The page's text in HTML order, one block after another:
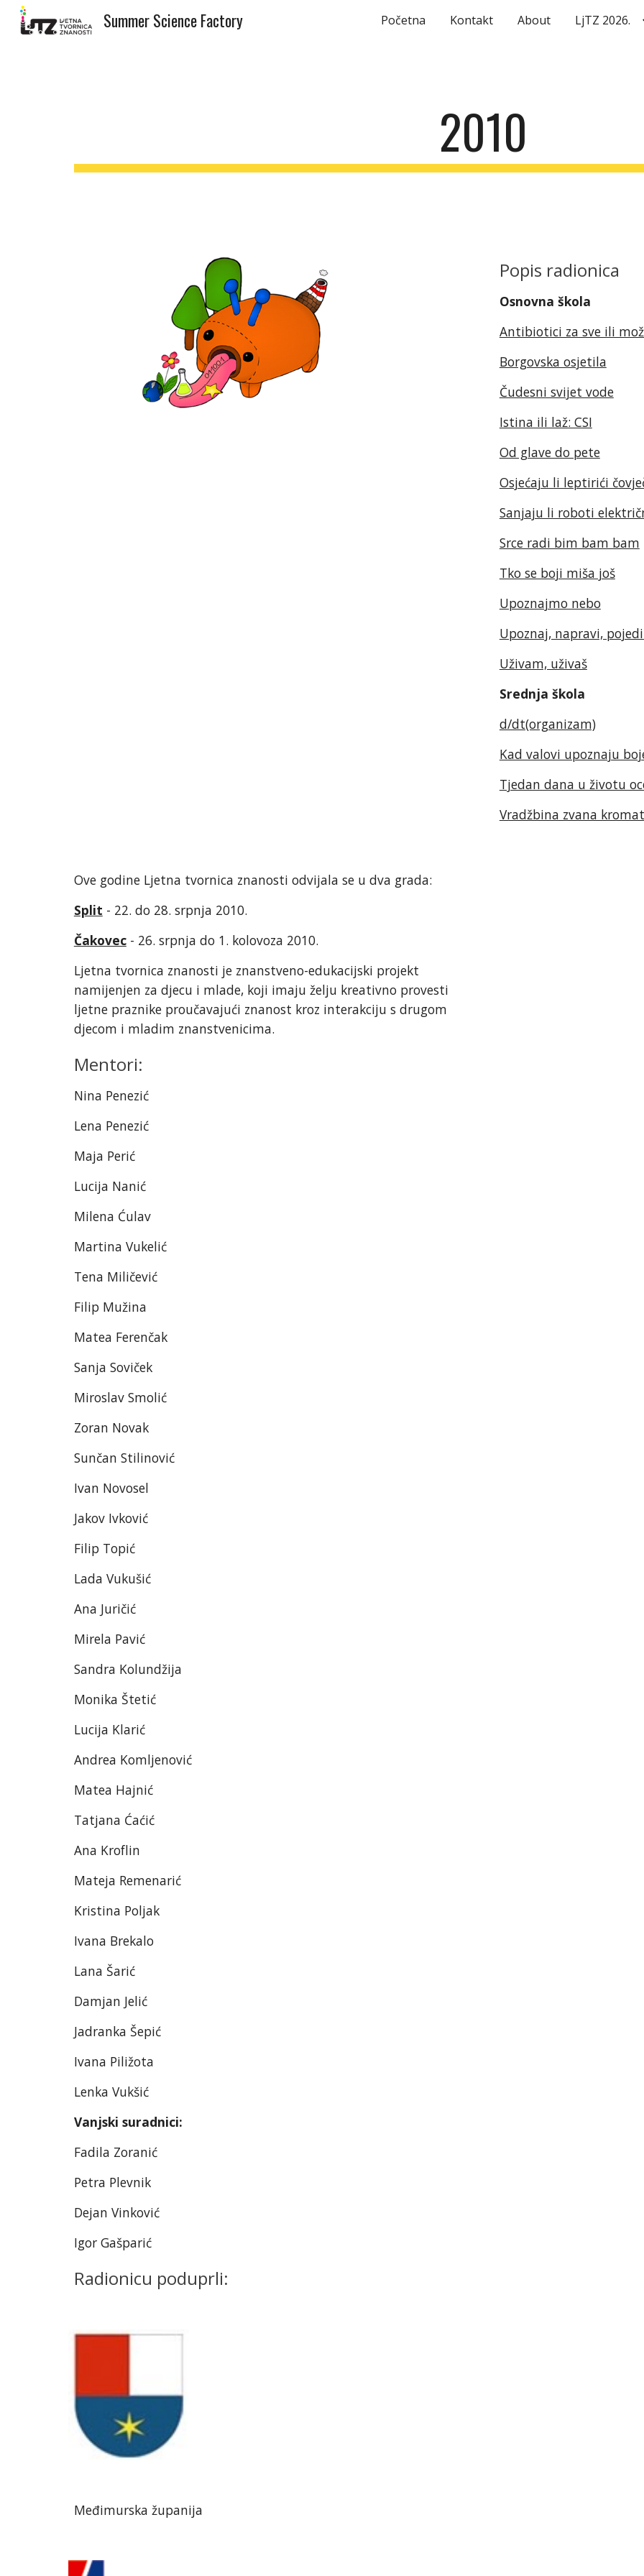
Skip to main content Skip to
Summer Science Factory Početna Kontakt About LjTZ 2026.
2010
Popis radionica
Osnovna škola
Antibiotici za sve ili
Borgovska osjetila
Čudesni svijet vode
Istina ili laž: CSI
Od glave do pete
Osjećaju li leptirići
Sanjaju li roboti
Srce radi bim bam bam
Tko se boji miša još
Upoznajmo nebo
Upoznaj, napravi,
Uživam, uživaš
Srednja škola
d/dt(organizam)
Kad valovi upoznaju
Tjedan dana u životu
Vradžbina zvana
Ove godine Ljetna tvornica znanosti odvijala se u dva grada:
Split - 22. do 28. srpnja 2010.
Čakovec- 26. srpnja do 1. kolovoza 2010.
Ljetna tvornica znanosti je znanstveno-edukacijski projekt
namijenjen za djecu i mlade, koji imaju želju kreativno provesti
ljetne praznike proučavajući znanost kroz interakciju s drugom
djecom i mladim znanstvenicima.
Mentori:
Nina Penezić
Lena Penezić
Maja Perić
Lucija Nanić
Milena Ćulav
Martina Vukelić
Tena Miličević
Filip Mužina
Matea Ferenčak
Sanja Soviček
Miroslav Smolić
Zoran Novak
Sunčan Stilinović
Ivan Novosel
Jakov Ivković
Filip Topić
Lada Vukušić
Ana Juričić
Mirela Pavić
Sandra Kolundžija
Monika Štetić
Lucija Klarić
Andrea Komljenović
Matea Hajnić
Tatjana Ćaćić
Ana Kroflin
Mateja Remenarić
Kristina Poljak
Ivana Brekalo
Lana Šarić
Damjan Jelić
Jadranka Šepić
Ivana Piližota
Lenka Vukšić
Vanjski suradnici:
Fadila Zoranić
Petra Plevnik
Dejan Vinković
Igor Gašparić
Radionicu poduprli:
Međimurska županija